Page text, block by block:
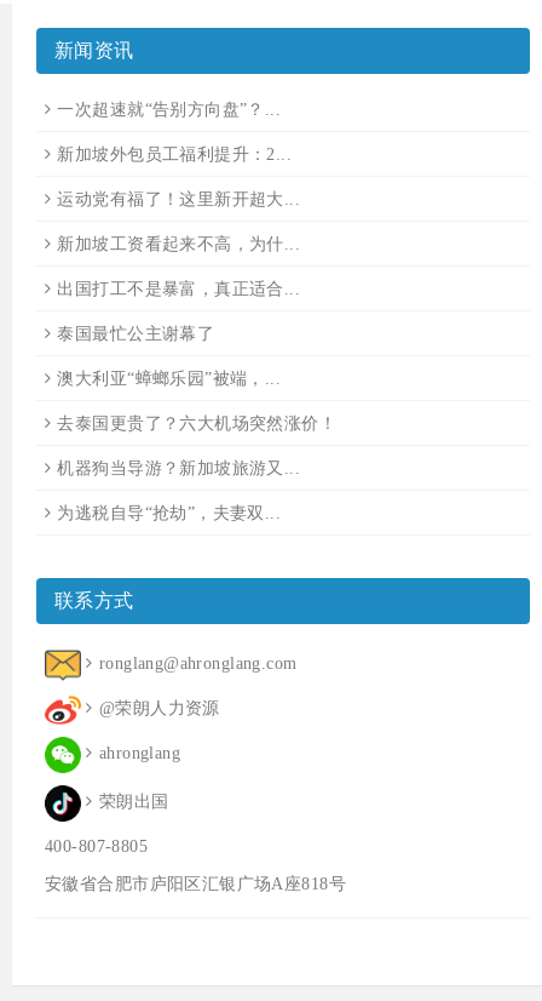
新闻资讯
一次超速就“告别方向盘”？...
新加坡外包员工福利提升：2...
运动党有福了！这里新开超大...
新加坡工资看起来不高，为什...
出国打工不是暴富，真正适合...
泰国最忙公主谢幕了
澳大利亚“蟑螂乐园”被端，...
去泰国更贵了？六大机场突然涨价！
机器狗当导游？新加坡旅游又...
为逃税自导“抢劫”，夫妻双...
联系方式
ronglang@ahronglang.com
@荣朗人力资源
ahronglang
荣朗出国
400-807-8805
安徽省合肥市庐阳区汇银广场A座818号